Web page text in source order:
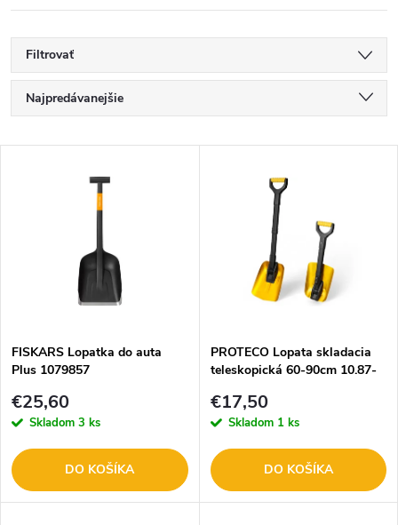
Filtrovať
R
a
e
p
r
o
Najpredávanejšie
s
p
r
o
FISKARS Lopatka do auta
Plus 1079857
€25,60
Skladom 3 ks
DO KOŠÍKA
PROTECO Lopata skladacia
teleskopická 60-90cm 10.87-
€17,50
Skladom 1 ks
DO KOŠÍKA